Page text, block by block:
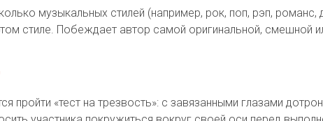
музыкальных стилей (например, рок, поп, рэп,
стиле. Побеждает автор самой оригинальной, смешной
пройти «тест на трезвость»: с завязанными глазами